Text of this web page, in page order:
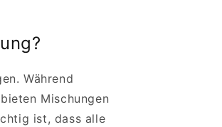
Während
Mischungen
ist, dass alle